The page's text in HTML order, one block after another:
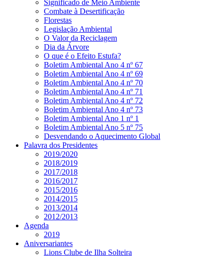
Significado de Meio Ambiente
Combate à Desertificação
Florestas
Legislação Ambiental
O Valor da Reciclagem
Dia da Árvore
O que é o Efeito Estufa?
Boletim Ambiental Ano 4 nº 67
Boletim Ambiental Ano 4 nº 69
Boletim Ambiental Ano 4 nº 70
Boletim Ambiental Ano 4 nº 71
Boletim Ambiental Ano 4 nº 72
Boletim Ambiental Ano 4 nº 73
Boletim Ambiental Ano 1 nº 1
Boletim Ambiental Ano 5 nº 75
Desvendando o Aquecimento Global
Palavra dos Presidentes
2019/2020
2018/2019
2017/2018
2016/2017
2015/2016
2014/2015
2013/2014
2012/2013
Agenda
2019
Aniversariantes
Lions Clube de Ilha Solteira